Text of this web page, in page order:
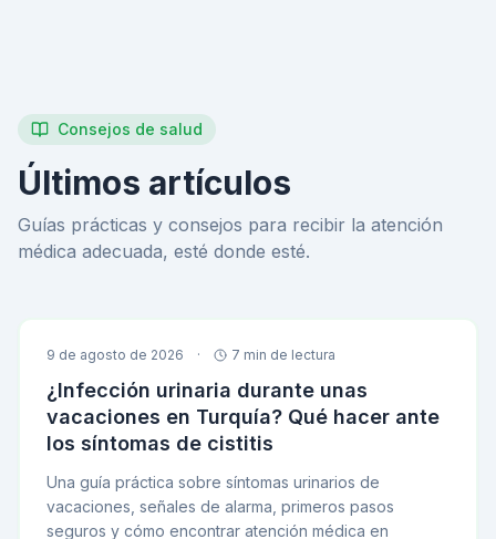
Consejos de salud
Últimos artículos
Guías prácticas y consejos para recibir la atención
médica adecuada, esté donde esté.
9 de agosto de 2026 · 7 min de lectura
¿Infección urinaria durante unas
vacaciones en Turquía? Qué hacer ante
los síntomas de cistitis
Una guía práctica sobre síntomas urinarios de
vacaciones, señales de alarma, primeros pasos
seguros y cómo encontrar atención médica en